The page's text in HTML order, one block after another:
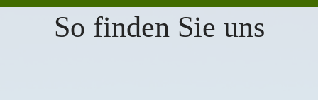
So finden Sie uns